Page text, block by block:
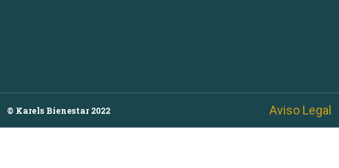
© Karels Bienestar 2022 Aviso Legal